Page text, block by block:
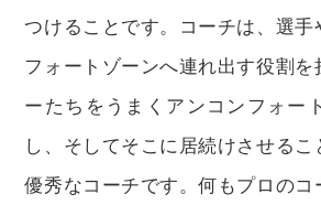
つけることです。コーチは、選
フォートゾーンへ連れ出す役割
ーたちをうまくアンコンフォー
し、そしてそこに居続けさせるこ
優秀なコーチです。何もプロのコ